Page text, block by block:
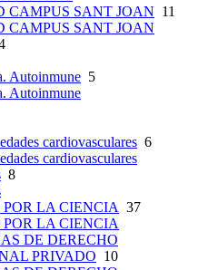
CAMPUS SANT JOAN 11
CAMPUS SANT JOAN
Autoinmune 5
Autoinmune
cardiovasculares 6
cardiovasculares
8
LA CIENCIA 37
LA CIENCIA
DE DERECHO
PRIVADO 10